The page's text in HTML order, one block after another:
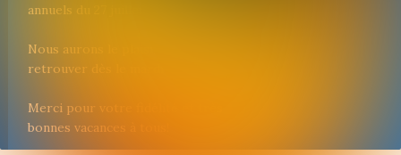
annuels du 27 juillet au 26 août inclus.
Nous aurons le plaisir de vous
retrouver dès le mardi 27 août.
Merci pour votre fidélité et très
bonnes vacances à tous!